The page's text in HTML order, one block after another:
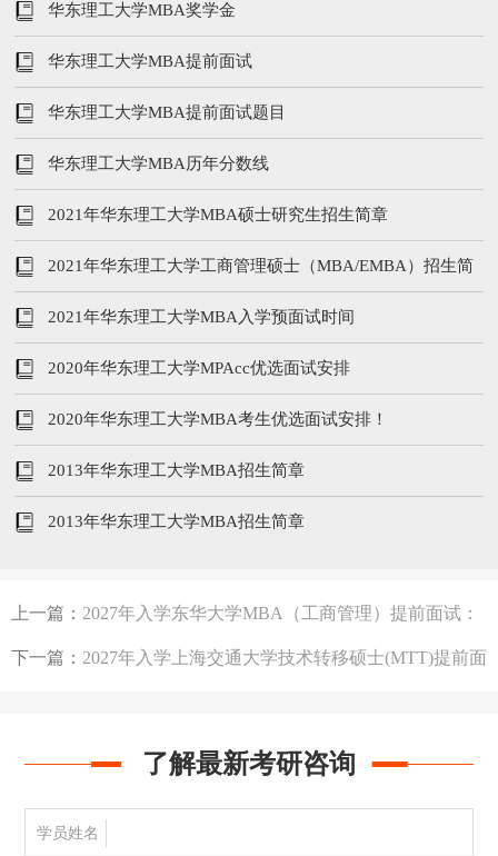
华东理工大学MBA奖学金
华东理工大学MBA提前面试
华东理工大学MBA提前面试题目
华东理工大学MBA历年分数线
2021年华东理工大学MBA硕士研究生招生简章
2021年华东理工大学工商管理硕士（MBA/EMBA）招生简
章
2021年华东理工大学MBA入学预面试时间
2020年华东理工大学MPAcc优选面试安排
2020年华东理工大学MBA考生优选面试安排！
2013年华东理工大学MBA招生简章
2013年华东理工大学MBA招生简章
上一篇： 2027年入学东华大学MBA（工商管理）提前面试：
东华大学MBA体验营
下一篇： 2027年入学上海交通大学技术转移硕士(MTT)提前面
了解最新考研咨询
学员姓名